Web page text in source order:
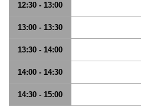
12:30 - 13:00
13:00 - 13:30
13:30 - 14:00
14:00 - 14:30
14:30 - 15:00